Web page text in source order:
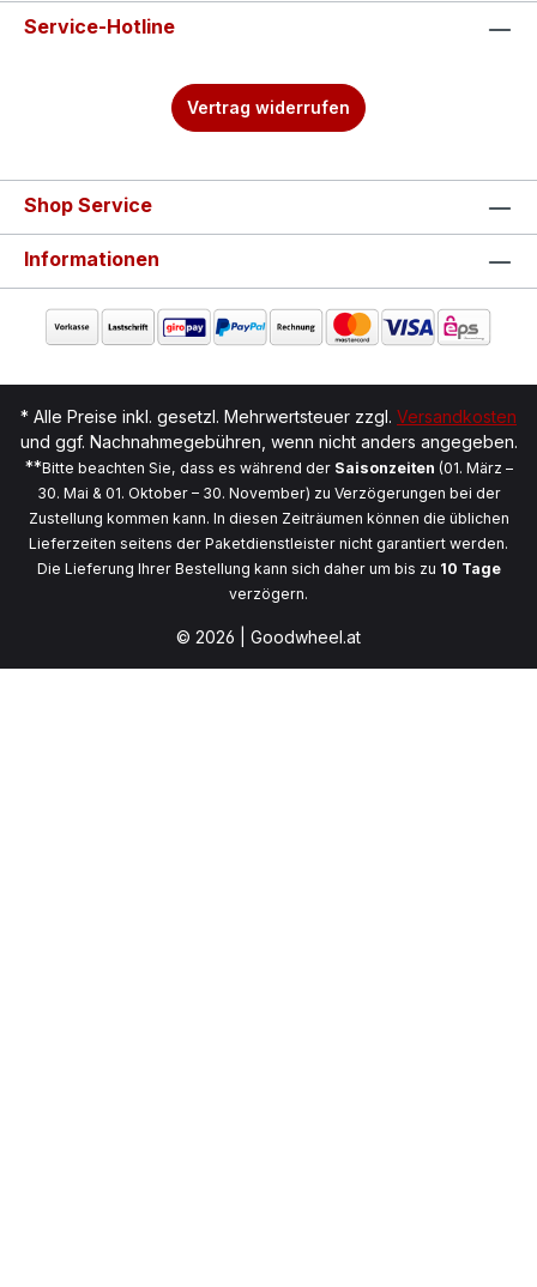
Service-Hotline
Vertrag widerrufen
Shop Service
Informationen
* Alle Preise inkl. gesetzl. Mehrwertsteuer zzgl. Versandkosten
und ggf. Nachnahmegebühren, wenn nicht anders angegeben.
**Bitte beachten Sie, dass es während der Saisonzeiten (01. März –
30. Mai & 01. Oktober – 30. November) zu Verzögerungen bei der
Zustellung kommen kann. In diesen Zeiträumen können die üblichen
Lieferzeiten seitens der Paketdienstleister nicht garantiert werden.
Die Lieferung Ihrer Bestellung kann sich daher um bis zu 10 Tage
verzögern.
© 2026 | Goodwheel.at